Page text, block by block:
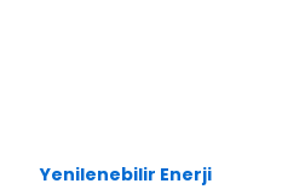
Yenilenebilir Enerji